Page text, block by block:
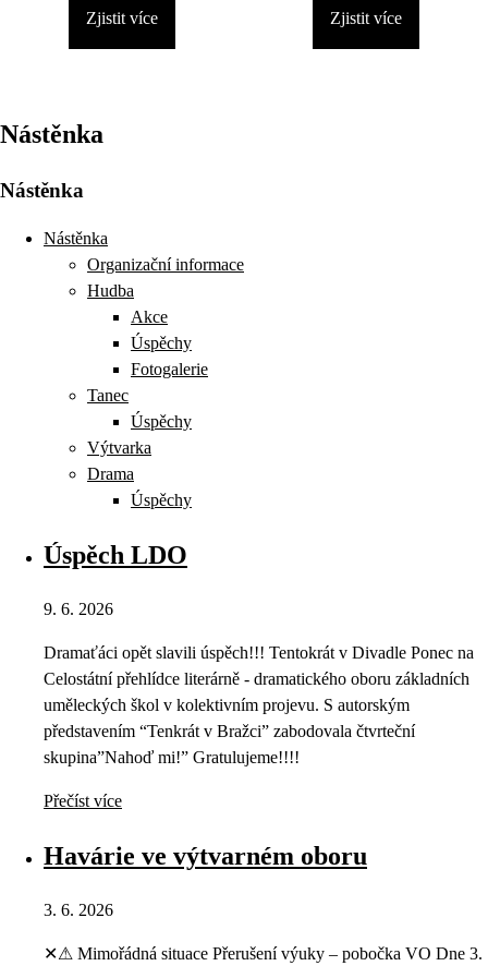
Zjistit více Zjistit více
Nástěnka
Nástěnka
Nástěnka
Organizační informace
Hudba
Akce
Úspěchy
Fotogalerie
Tanec
Úspěchy
Výtvarka
Drama
Úspěchy
Úspěch LDO
9. 6. 2026
Dramaťáci opět slavili úspěch!!! Tentokrát v Divadle Ponec na
Celostátní přehlídce literárně - dramatického oboru základních
uměleckých škol v kolektivním projevu. S autorským
představením “Tenkrát v Bražci” zabodovala čtvrteční
skupina”Nahoď mi!” Gratulujeme!!!!
Přečíst více
Havárie ve výtvarném oboru
3. 6. 2026
✕⚠ Mimořádná situace Přerušení výuky – pobočka VO Dne 3.